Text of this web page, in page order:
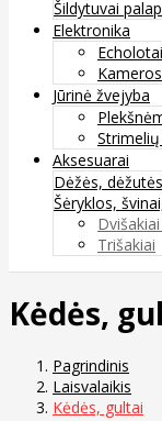
Šildytuvai
Elektronika
Echolotai
Kameros
Jūrinė žvejyba
Aksesuarai
Dėžės,
Šėryklos,
Trišakiai
Kėdės,
Pagrindinis
Laisvalaikis
Kėdės, gultai